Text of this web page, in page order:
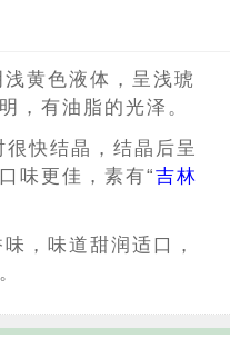
浅黄色液体，呈浅琥
，有油脂的光泽。
快结晶，结晶后呈
味更佳，素有“吉林
，味道甜润适口，